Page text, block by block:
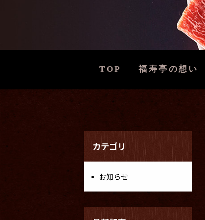
TOP 福寿亭の想い
カテゴリ
お知らせ